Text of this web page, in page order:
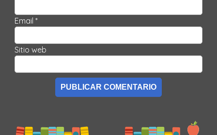
Email *
Sitio web